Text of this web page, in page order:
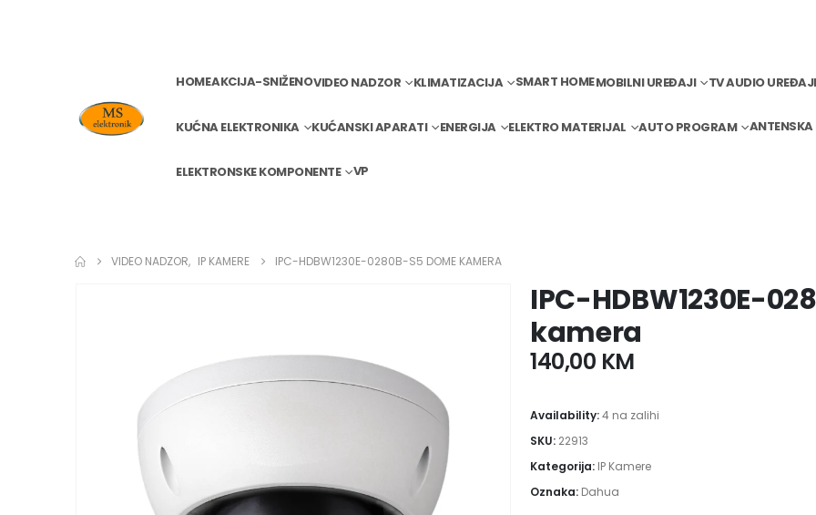
HOMEAKCIJA-SNIŽENOVIDEO NADZOR KLIMATIZACIJA SMART HOMEMOBILNI UREĐAJI TV AUDIO UREĐAJI
KUĆNA ELEKTRONIKA KUĆANSKI APARATI ENERGIJA ELEKTRO MATERIJAL AUTO PROGRAM ANTENSKA
ELEKTRONSKE KOMPONENTE VP
VIDEO NADZOR, IP KAMERE IPC-HDBW1230E-0280B-S5 DOME KAMERA
IPC-HDBW1230E-
kamera
140,00 KM
Availability:4 na zalihi
SKU: 22913
Kategorija: IP Kamere
Oznaka: Dahua